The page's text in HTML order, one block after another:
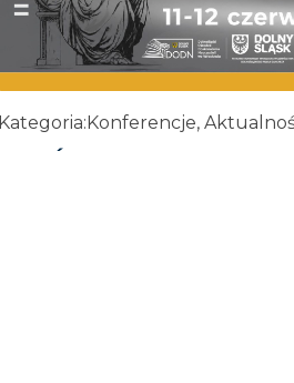
Kategoria: Konferencje,
II OGÓLNOPOLSKA